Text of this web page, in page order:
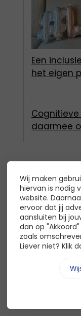
Een
het eigen
daarmee
Over De
Madhu
diversiteit,
Inclusieve
trainingen en
van gelijke
diversiteit
Wij maken
hiervan is nodig
website.
ervoor dat jij
aansluiten bij
dan op
zoals
Liever niet? Klik